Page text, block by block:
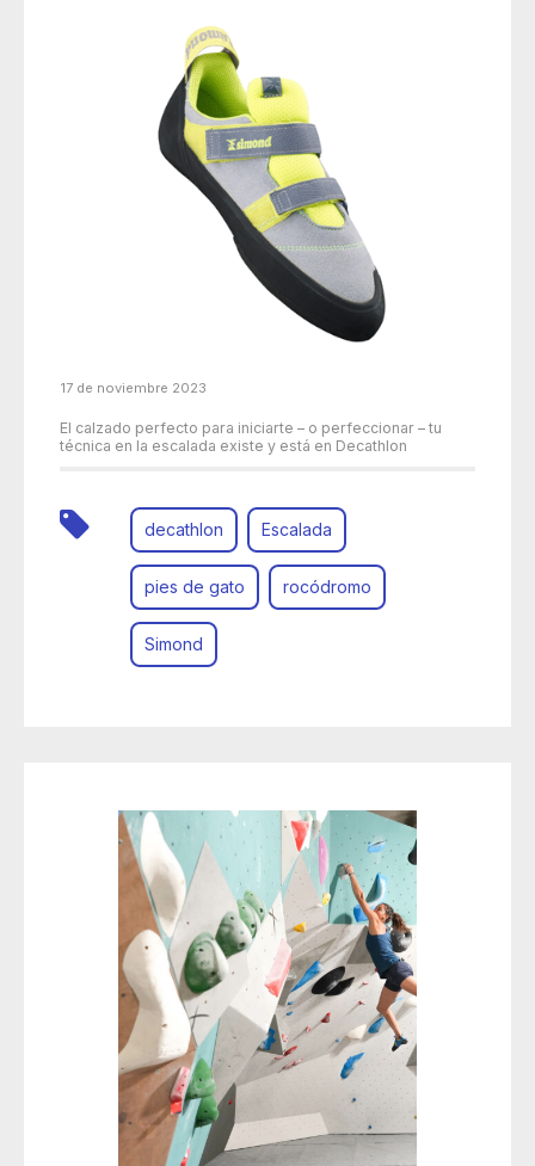
17 de noviembre 2023
El calzado perfecto para iniciarte – o perfeccionar – tu
técnica en la escalada existe y está en Decathlon
decathlon Escalada
pies de gato rocódromo
Simond